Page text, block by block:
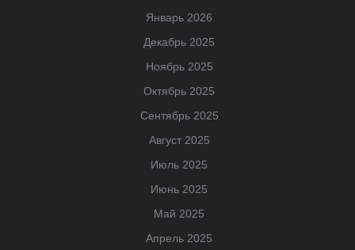
Январь 2026
Декабрь 2025
Ноябрь 2025
Октябрь 2025
Сентябрь 2025
Август 2025
Июль 2025
Июнь 2025
Май 2025
Апрель 2025